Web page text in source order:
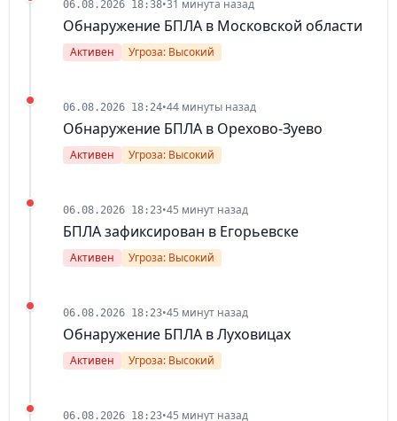
06.08.2026 18:38•31 минута назад
Обнаружение БПЛА в Московской области
Активен Угроза: Высокий
06.08.2026 18:24•44 минуты назад
Обнаружение БПЛА в Орехово-Зуево
Активен Угроза: Высокий
06.08.2026 18:23•45 минут назад
БПЛА зафиксирован в Егорьевске
Активен Угроза: Высокий
06.08.2026 18:23•45 минут назад
Обнаружение БПЛА в Луховицах
Активен Угроза: Высокий
06.08.2026 18:23•45 минут назад